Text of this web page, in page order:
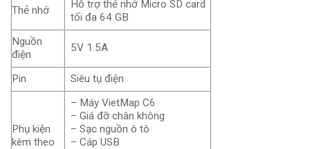
Thẻ nhớ
Hỗ trợ thẻ nhớ Micro SD card
tối đa 64 GB
Nguồn
điện
5V 1.5A
Pin Siêu tụ điện
Phụ kiện
kèm theo
– Máy VietMap C6
– Giá đỡ chân không
– Sạc nguồn ô tô
– Cáp USB